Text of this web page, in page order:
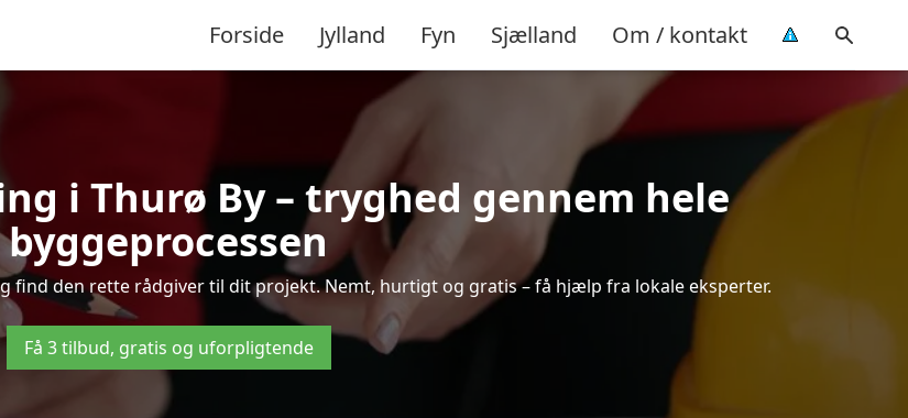
Forside Jylland Fyn Sjælland Om / kontakt
i Thurø By – tryghed gennem hele
byggeprocessen
find den rette rådgiver til dit projekt. Nemt, hurtigt og gratis – få hjælp fra lokale eksperter.
Få 3 tilbud, gratis og uforpligtende